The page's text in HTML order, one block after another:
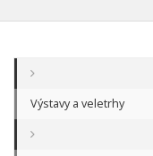
Výstavy a veletrhy